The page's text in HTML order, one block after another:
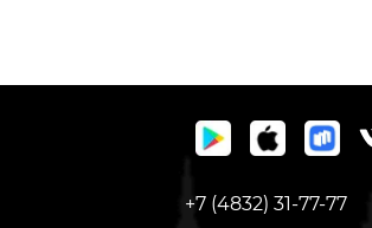
+7 (4832) 31-77-77